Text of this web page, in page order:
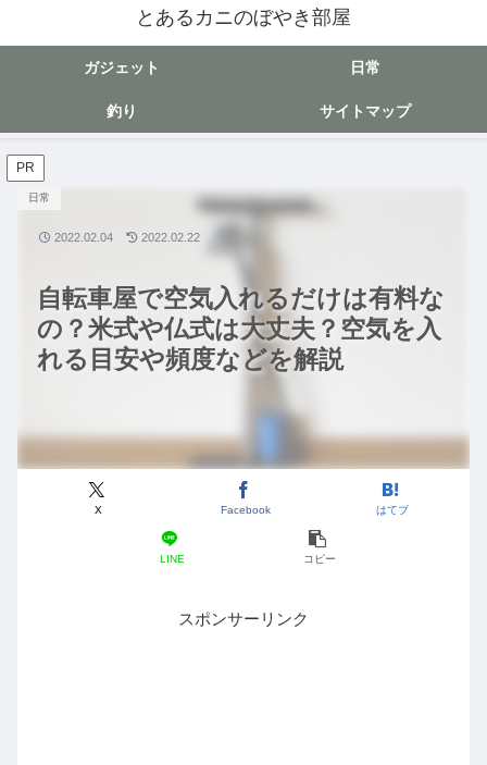
とあるカニのぼやき部屋
ガジェット 日常
釣り サイトマップ
PR
自転車屋で空気入れるだけは有料な
の？米式や仏式は大丈夫？空気を入
れる目安や頻度などを解説
日常
X Facebook はてブ
LINE コピー
2022.02.04 2022.02.22
スポンサーリンク